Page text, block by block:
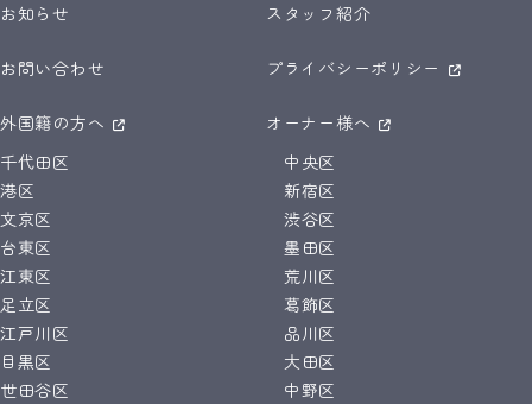
お知らせ スタッフ紹介
お問い合わせ プライバシーポリシー
外国籍の方へ
オーナー様へ
千代田区
中央区
港区
新宿区
文京区
渋谷区
台東区
墨田区
江東区
荒川区
足立区
葛飾区
江戸川区
品川区
目黒区
大田区
世田谷区
中野区